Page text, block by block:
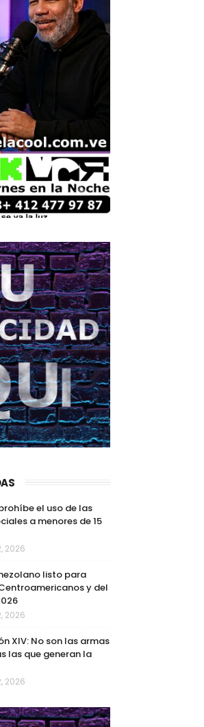
el uso de las
a menores de 15
2026
listo para
y del
2026
XIV: No son las armas
las que generan la
2026